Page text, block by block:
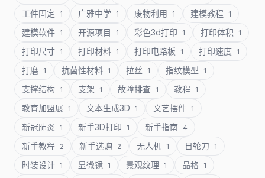
工件固定 1 广雅中学 1 废物利用 1 建模教程 1
建模软件 1 开源项目 1 彩色3d打印 1 打印体积 1
打印尺寸 1 打印材料 1 打印电路板 1 打印速度 1
打磨 1 抗菌性材料 1 拉丝 1 指纹模型 1
支撑结构 1 支架 1 故障排查 1 教程 1
教育加盟展 1 文本生成3D 1 文艺摆件 1
新冠肺炎 1 新手3D打印 1 新手指南 4
新手教程 2 新手选购 2 无人机 1 日轮刀 1
时装设计 1 显微镜 1 景观纹理 1 晶格 1